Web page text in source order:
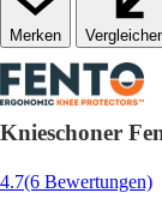
Knieschoner
4.7(6 Bewertungen)